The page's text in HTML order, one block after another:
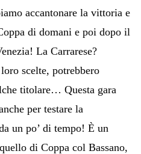
accantonare la vittoria e
di domani e poi dopo il
La Carrarese?
scelte, potrebbero
titolare… Questa gara
per testare la
un po’ di tempo! È un
di Coppa col Bassano,